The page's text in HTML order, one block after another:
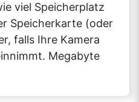
viel Speicherplatz
Speicherkarte (oder
falls Ihre Kamera
Megabyte